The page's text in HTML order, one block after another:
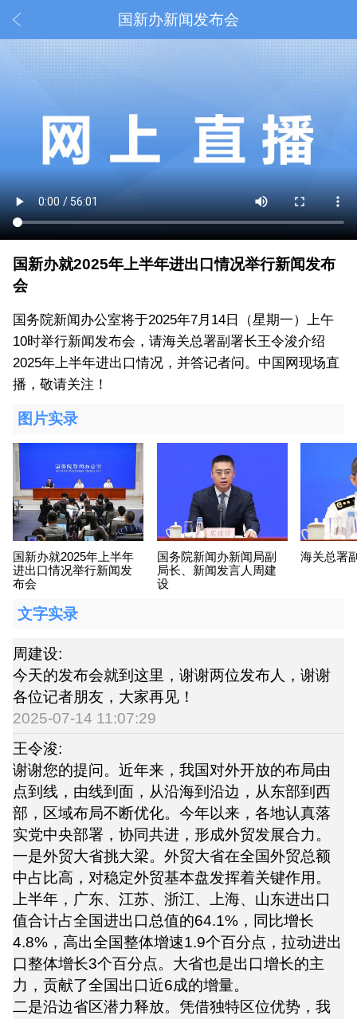
国新办新闻发布会
国新办就2025年上半年进出口情况举行新闻发布
会
国务院新闻办公室将于2025年7月14日（星期一）上午
10时举行新闻发布会，请海关总署副署长王令浚介绍
2025年上半年进出口情况，并答记者问。中国网现场直
播，敬请关注！
图片实录
国新办就2025年上半年
进出口情况举行新闻发
布会
国务院新闻办新闻局副
局长、新闻发言人周建
设
海关总署
文字实录
周建设:
今天的发布会就到这里，谢谢两位发布人，谢谢
各位记者朋友，大家再见！
2025-07-14 11:07:29
王令浚:
谢谢您的提问。近年来，我国对外开放的布局由
点到线，由线到面，从沿海到沿边，从东部到西
部，区域布局不断优化。今年以来，各地认真落
实党中央部署，协同共进，形成外贸发展合力。
一是外贸大省挑大梁。外贸大省在全国外贸总额
中占比高，对稳定外贸基本盘发挥着关键作用。
上半年，广东、江苏、浙江、上海、山东进出口
值合计占全国进出口总值的64.1%，同比增长
4.8%，高出全国整体增速1.9个百分点，拉动进出
口整体增长3个百分点。大省也是出口增长的主
力，贡献了全国出口近6成的增量。
二是沿边省区潜力释放。凭借独特区位优势，我